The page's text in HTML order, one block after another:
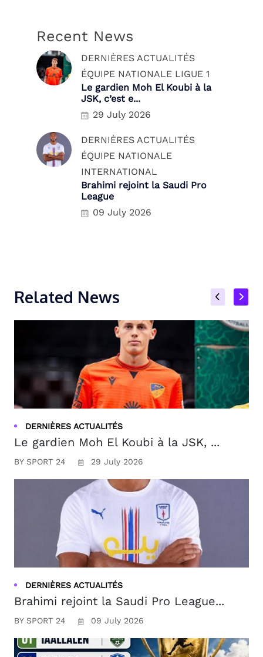
Recent News
DERNIÈRES ACTUALITÉS
ÉQUIPE NATIONALE LIGUE 1
Le gardien Moh El Koubi à la
JSK, c’est e...
29 July 2026
DERNIÈRES ACTUALITÉS
ÉQUIPE NATIONALE
INTERNATIONAL
Brahimi rejoint la Saudi Pro
League
09 July 2026
Related News
DERNIÈRES ACTUALITÉS
Le gardien Moh El Koubi à la JSK, ...
BY SPORT 24 29 July 2026
DERNIÈRES ACTUALITÉS
Brahimi rejoint la Saudi Pro League...
BY SPORT 24 09 July 2026